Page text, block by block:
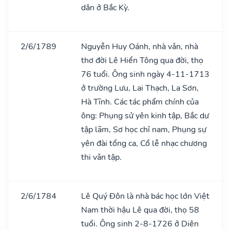
dân ở Bắc Kỳ.
2/6/1789
Nguyễn Huy Oánh, nhà vǎn, nhà
thơ đời Lê Hiển Tông qua đời, thọ
76 tuổi. Ông sinh ngày 4-11-1713
ở trường Lưu, Lai Thạch, La Sơn,
Hà Tĩnh. Các tác phẩm chính của
ông: Phụng sử yên kinh tập, Bắc dư
tập lãm, Sơ học chỉ nam, Phụng sự
yên đài tổng ca, Cổ lễ nhạc chương
thi vǎn tập.
2/6/1784
Lê Quý Đôn là nhà bác học lớn Việt
Nam thời hậu Lê qua đời, thọ 58
tuổi. Ông sinh 2-8-1726 ở Diên